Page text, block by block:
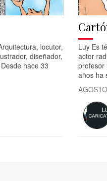
locutor,
diseñador,
hace 33
Luy Es
actor
profesor
años ha